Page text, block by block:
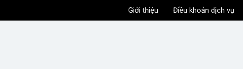
Giới thiệu Điều khoản dịch vụ